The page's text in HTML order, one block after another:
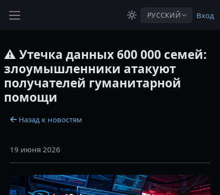
РУССКИЙ Вход
⚠️ Утечка данных 600 000 семей:
злоумышленники атакуют
получателей гуманитарной
помощи
Назад к новостям
19 июня 2026